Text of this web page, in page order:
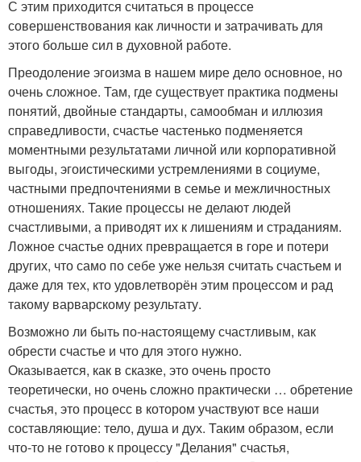
С этим приходится считаться в процессе
совершенствования как личности и затрачивать для
этого больше сил в духовной работе.
Преодоление эгоизма в нашем мире дело основное, но
очень сложное. Там, где существует практика подмены
понятий, двойные стандарты, самообман и иллюзия
справедливости, счастье частенько подменяется
моментными результатами личной или корпоративной
выгоды, эгоистическими устремлениями в социуме,
частными предпочтениями в семье и межличностных
отношениях. Такие процессы не делают людей
счастливыми, а приводят их к лишениям и страданиям.
Ложное счастье одних превращается в горе и потери
других, что само по себе уже нельзя считать счастьем и
даже для тех, кто удовлетворён этим процессом и рад
такому варварскому результату.
Возможно ли быть по-настоящему счастливым, как
обрести счастье и что для этого нужно.
Оказывается, как в сказке, это очень просто
теоретически, но очень сложно практически … обретение
счастья, это процесс в котором участвуют все наши
составляющие: тело, душа и дух. Таким образом, если
что-то не готово к процессу "Делания" счастья,